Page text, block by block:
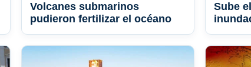
Volcanes submarinos
pudieron fertilizar el océano
Sube